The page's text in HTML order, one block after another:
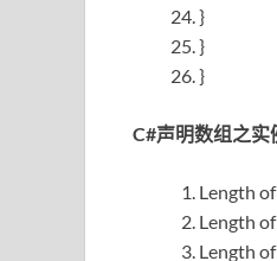
}
}
}
C#声明数组之实
Length
Length
Length